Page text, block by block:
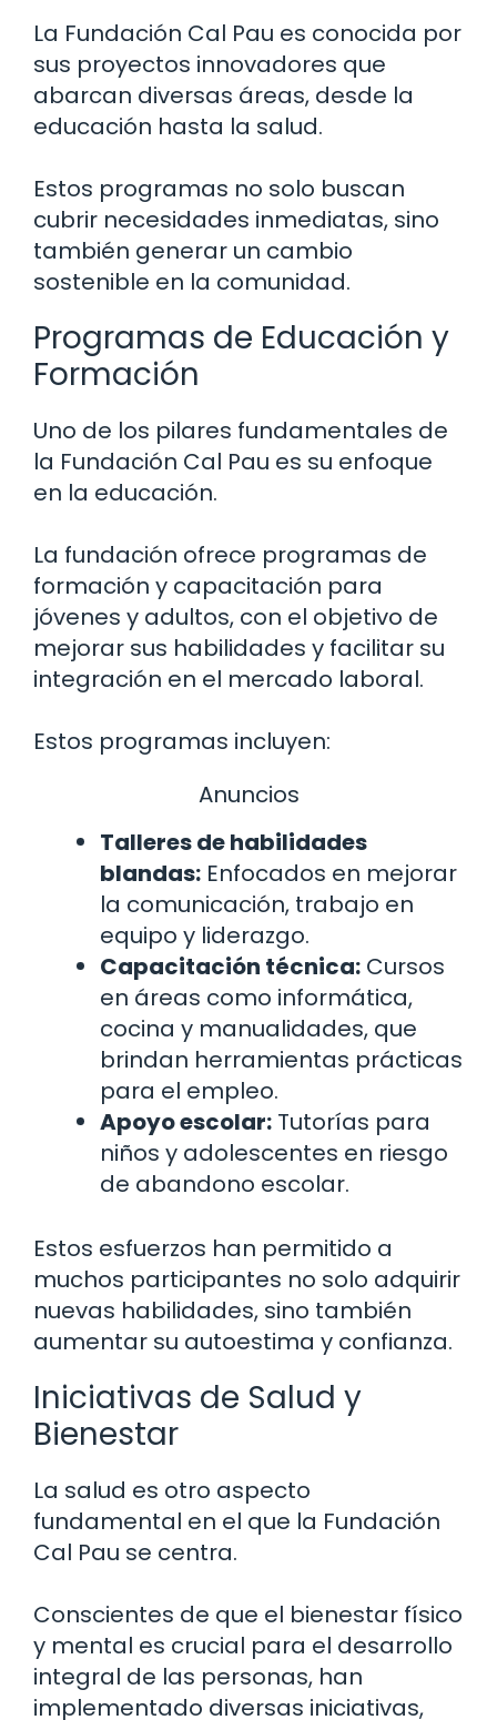
La Fundación Cal Pau es conocida por
sus proyectos innovadores que
abarcan diversas áreas, desde la
educación hasta la salud.
Estos programas no solo buscan
cubrir necesidades inmediatas, sino
también generar un cambio
sostenible en la comunidad.
Programas de Educación y
Formación
Uno de los pilares fundamentales de
la Fundación Cal Pau es su enfoque
en la educación.
La fundación ofrece programas de
formación y capacitación para
jóvenes y adultos, con el objetivo de
mejorar sus habilidades y facilitar su
integración en el mercado laboral.
Estos programas incluyen:
Anuncios
Talleres de habilidades
blandas: Enfocados en mejorar
la comunicación, trabajo en
equipo y liderazgo.
Capacitación técnica: Cursos
en áreas como informática,
cocina y manualidades, que
brindan herramientas prácticas
para el empleo.
Apoyo escolar: Tutorías para
niños y adolescentes en riesgo
de abandono escolar.
Estos esfuerzos han permitido a
muchos participantes no solo adquirir
nuevas habilidades, sino también
aumentar su autoestima y confianza.
Iniciativas de Salud y
Bienestar
La salud es otro aspecto
fundamental en el que la Fundación
Cal Pau se centra.
Conscientes de que el bienestar físico
y mental es crucial para el desarrollo
integral de las personas, han
implementado diversas iniciativas,